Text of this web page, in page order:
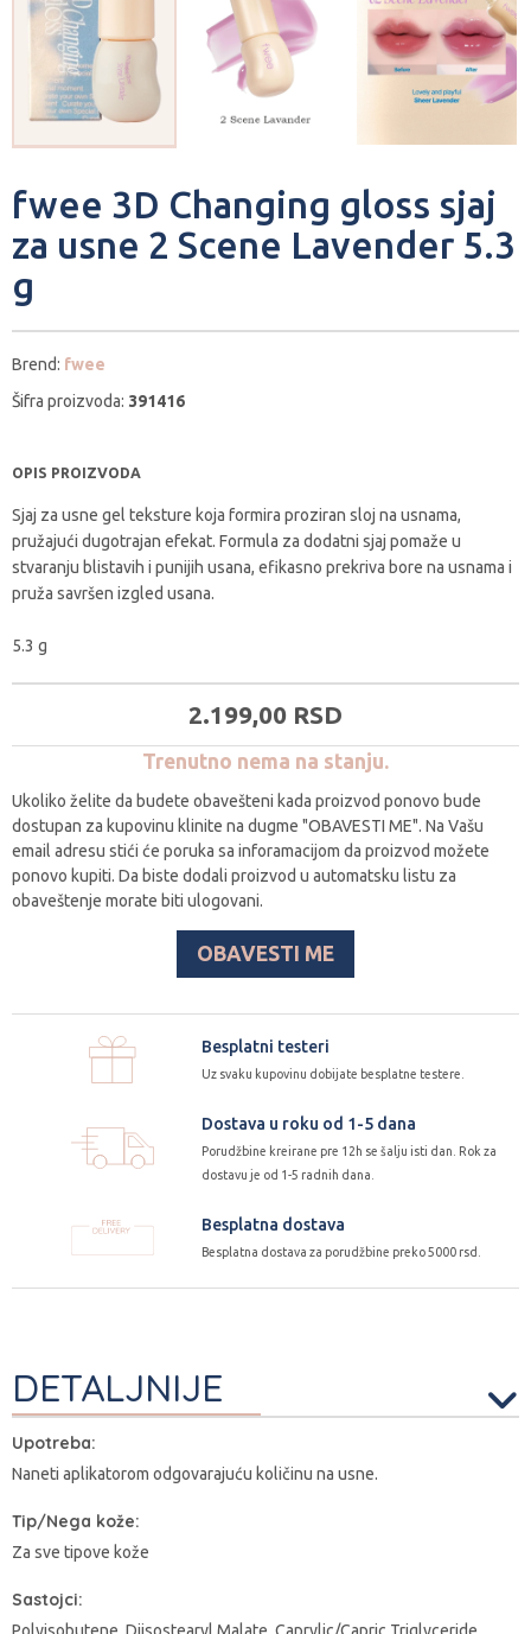
fwee 3D Changing gloss sjaj
za usne 2 Scene Lavender 5.3
g
Brend: fwee
Šifra proizvoda: 391416
OPIS PROIZVODA
Sjaj za usne gel teksture koja formira proziran sloj na usnama,
pružajući dugotrajan efekat. Formula za dodatni sjaj pomaže u
stvaranju blistavih i punijih usana, efikasno prekriva bore na usnama i
pruža savršen izgled usana.
5.3 g
2.199,00 RSD
Trenutno nema na stanju.
Ukoliko želite da budete obavešteni kada proizvod ponovo bude
dostupan za kupovinu klinite na dugme "OBAVESTI ME". Na Vašu
email adresu stići će poruka sa inforamacijom da proizvod možete
ponovo kupiti. Da biste dodali proizvod u automatsku listu za
obaveštenje morate biti ulogovani.
OBAVESTI ME
Besplatni testeri
Uz svaku kupovinu dobijate besplatne testere.
Dostava u roku od 1-5 dana
Porudžbine kreirane pre 12h se šalju isti dan. Rok za
dostavu je od 1-5 radnih dana.
Besplatna dostava
Besplatna dostava za porudžbine preko 5000 rsd.
DETALJNIJE
Upotreba:
Naneti aplikatorom odgovarajuću količinu na usne.
Tip/Nega kože:
Za sve tipove kože
Sastojci: